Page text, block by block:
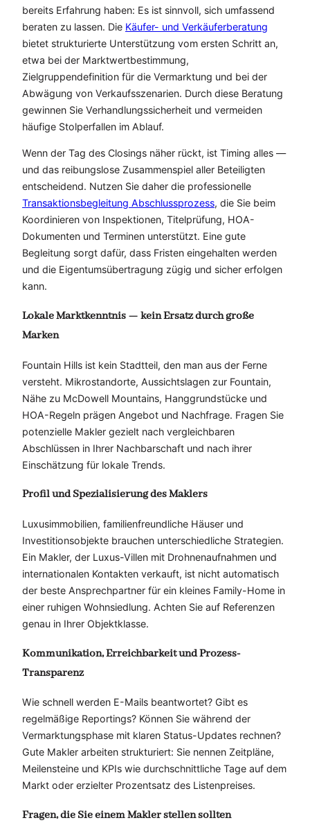
bereits Erfahrung haben: Es ist sinnvoll, sich umfassend
beraten zu lassen. Die Käufer- und Verkäuferberatung
bietet strukturierte Unterstützung vom ersten Schritt an,
etwa bei der Marktwertbestimmung,
Zielgruppendefinition für die Vermarktung und bei der
Abwägung von Verkaufsszenarien. Durch diese Beratung
gewinnen Sie Verhandlungssicherheit und vermeiden
häufige Stolperfallen im Ablauf.
Wenn der Tag des Closings näher rückt, ist Timing alles —
und das reibungslose Zusammenspiel aller Beteiligten
entscheidend. Nutzen Sie daher die professionelle
Transaktionsbegleitung Abschlussprozess, die Sie beim
Koordinieren von Inspektionen, Titelprüfung, HOA-
Dokumenten und Terminen unterstützt. Eine gute
Begleitung sorgt dafür, dass Fristen eingehalten werden
und die Eigentumsübertragung zügig und sicher erfolgen
kann.
Lokale Marktkenntnis — kein Ersatz durch große
Marken
Fountain Hills ist kein Stadtteil, den man aus der Ferne
versteht. Mikrostandorte, Aussichtslagen zur Fountain,
Nähe zu McDowell Mountains, Hanggrundstücke und
HOA-Regeln prägen Angebot und Nachfrage. Fragen Sie
potenzielle Makler gezielt nach vergleichbaren
Abschlüssen in Ihrer Nachbarschaft und nach ihrer
Einschätzung für lokale Trends.
Profil und Spezialisierung des Maklers
Luxusimmobilien, familienfreundliche Häuser und
Investitionsobjekte brauchen unterschiedliche Strategien.
Ein Makler, der Luxus-Villen mit Drohnenaufnahmen und
internationalen Kontakten verkauft, ist nicht automatisch
der beste Ansprechpartner für ein kleines Family-Home in
einer ruhigen Wohnsiedlung. Achten Sie auf Referenzen
genau in Ihrer Objektklasse.
Kommunikation, Erreichbarkeit und Prozess-
Transparenz
Wie schnell werden E-Mails beantwortet? Gibt es
regelmäßige Reportings? Können Sie während der
Vermarktungsphase mit klaren Status-Updates rechnen?
Gute Makler arbeiten strukturiert: Sie nennen Zeitpläne,
Meilensteine und KPIs wie durchschnittliche Tage auf dem
Markt oder erzielter Prozentsatz des Listenpreises.
Fragen, die Sie einem Makler stellen sollten